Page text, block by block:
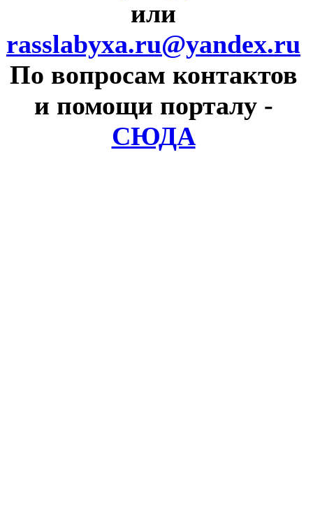
или
rasslabyxa.ru@yandex.ru
По вопросам контактов
и помощи порталу -
СЮДА